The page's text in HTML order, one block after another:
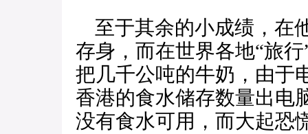
至于其余的小成绩，在
存身，而在世界各地“旅
把几千公吨的牛奶，由于
香港的食水储存数量出电
没有食水可用，而大起